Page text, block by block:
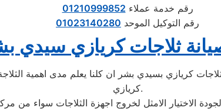
رقم خدمة عملاء 01210999852
رقم التوكيل الموحد 01023140280
ثلاجات كريازي سيدي
كريازي بسيدي بشر ان كلنا يعلم مدى اهمية
كريازي.